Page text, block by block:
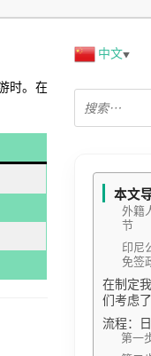
时。在
中文▼
本文
外籍
节
印尼
免签
在制定
们考虑
流程：
第一